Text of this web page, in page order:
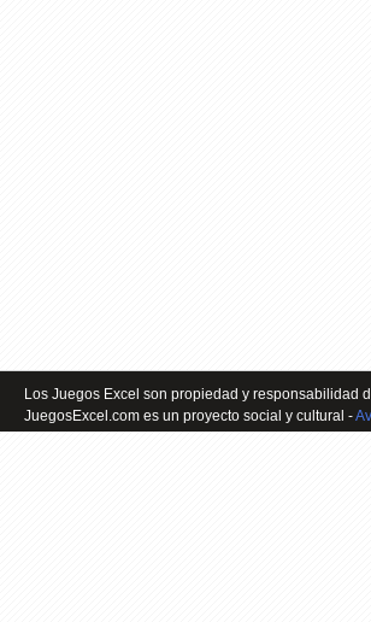
Los Juegos Excel son propiedad y responsabilidad
JuegosExcel.com es un proyecto social y cultural -